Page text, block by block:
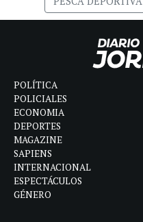
POLÍTICA
POLICIALES
ECONOMIA
DEPORTES
MAGAZINE
SAPIENS
INTERNACIONAL
ESPECTÁCULOS
GÉNERO